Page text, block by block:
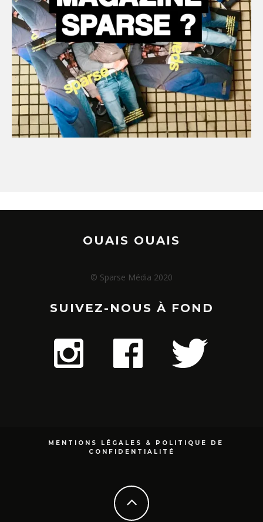
OUAIS OUAIS
© Sparse Média 2020
SUIVEZ-NOUS À FOND
MENTIONS LÉGALES & POLITIQUE DE
CONFIDENTIALITÉ